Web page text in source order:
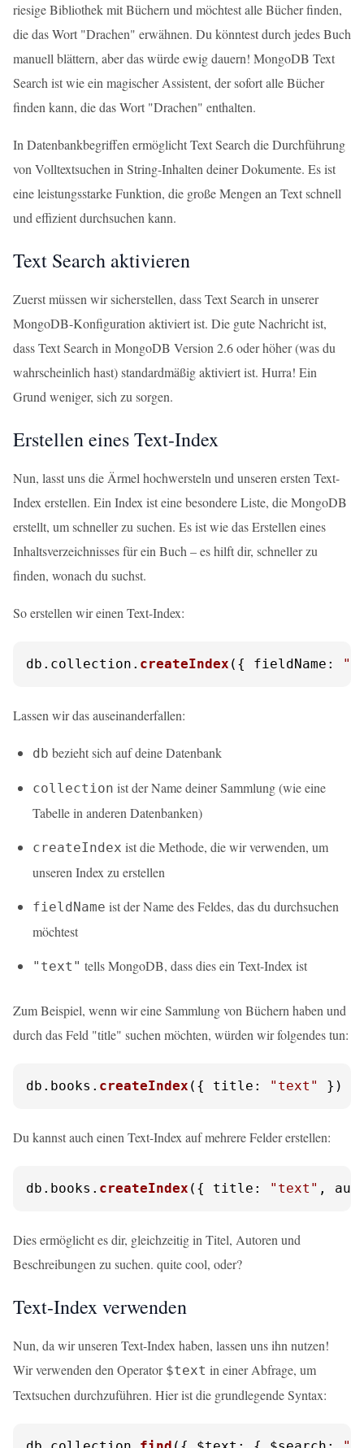
riesige Bibliothek mit Büchern und möchtest alle Bücher finden,
die das Wort "Drachen" erwähnen. Du könntest durch jedes Buch
manuell blättern, aber das würde ewig dauern! MongoDB Text
Search ist wie ein magischer Assistent, der sofort alle Bücher
finden kann, die das Wort "Drachen" enthalten.
In Datenbankbegriffen ermöglicht Text Search die Durchführung
von Volltextsuchen in String-Inhalten deiner Dokumente. Es ist
eine leistungsstarke Funktion, die große Mengen an Text schnell
und effizient durchsuchen kann.
Text Search aktivieren
Zuerst müssen wir sicherstellen, dass Text Search in unserer
MongoDB-Konfiguration aktiviert ist. Die gute Nachricht ist,
dass Text Search in MongoDB Version 2.6 oder höher (was du
wahrscheinlich hast) standardmäßig aktiviert ist. Hurra! Ein
Grund weniger, sich zu sorgen.
Erstellen eines Text-Index
Nun, lasst uns die Ärmel hochwersteln und unseren ersten Text-
Index erstellen. Ein Index ist eine besondere Liste, die MongoDB
erstellt, um schneller zu suchen. Es ist wie das Erstellen eines
Inhaltsverzeichnisses für ein Buch – es hilft dir, schneller zu
finden, wonach du suchst.
So erstellen wir einen Text-Index:
db. collection . createIndex ({ fieldName :
Lassen wir das auseinanderfallen:
db bezieht sich auf deine Datenbank
collection ist der Name deiner Sammlung (wie eine
Tabelle in anderen Datenbanken)
createIndex ist die Methode, die wir verwenden, um
unseren Index zu erstellen
fieldName ist der Name des Feldes, das du durchsuchen
möchtest
"text" tells MongoDB, dass dies ein Text-Index ist
Zum Beispiel, wenn wir eine Sammlung von Büchern haben und
durch das Feld "title" suchen möchten, würden wir folgendes tun:
db. books . createIndex ({ title : "text" })
Du kannst auch einen Text-Index auf mehrere Felder erstellen:
db. books . createIndex ({ title : "text" ,
Dies ermöglicht es dir, gleichzeitig in Titel, Autoren und
Beschreibungen zu suchen. quite cool, oder?
Text-Index verwenden
Nun, da wir unseren Text-Index haben, lassen uns ihn nutzen!
Wir verwenden den Operator $text in einer Abfrage, um
Textsuchen durchzuführen. Hier ist die grundlegende Syntax: